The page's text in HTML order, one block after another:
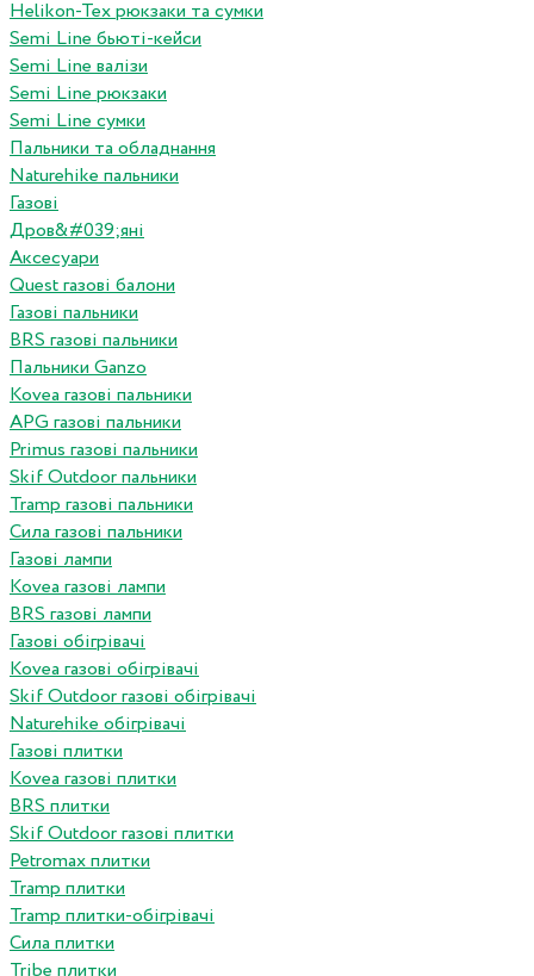
Helikon-Tex рюкзаки та сумки
Semi Line бьюті-кейси
Semi Line валізи
Semi Line рюкзаки
Semi Line сумки
Пальники та обладнання
Naturehike пальники
Газові
Дров&#039;яні
Аксесуари
Quest газові балони
Газові пальники
BRS газові пальники
Пальники Ganzo
Kovea газові пальники
APG газові пальники
Primus газові пальники
Skif Outdoor пальники
Tramp газові пальники
Сила газові пальники
Газові лампи
Kovea газові лампи
BRS газові лампи
Газові обігрівачі
Kovea газові обігрівачі
Skif Outdoor газові обігрівачі
Naturehike обігрівачі
Газові плитки
Kovea газові плитки
BRS плитки
Skif Outdoor газові плитки
Petromax плитки
Tramp плитки
Tramp плитки-обігрівачі
Сила плитки